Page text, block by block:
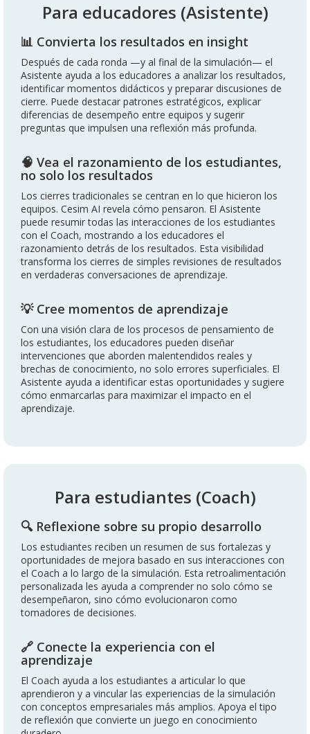
Para educadores (Asistente)
📊 Convierta los resultados en insight
Después de cada ronda —y al final de la simulación— el
Asistente ayuda a los educadores a analizar los resultados,
identificar momentos didácticos y preparar discusiones de
cierre. Puede destacar patrones estratégicos, explicar
diferencias de desempeño entre equipos y sugerir
preguntas que impulsen una reflexión más profunda.
🧠 Vea el razonamiento de los estudiantes,
no solo los resultados
Los cierres tradicionales se centran en lo que hicieron los
equipos. Cesim AI revela cómo pensaron. El Asistente
puede resumir todas las interacciones de los estudiantes
con el Coach, mostrando a los educadores el
razonamiento detrás de los resultados. Esta visibilidad
transforma los cierres de simples revisiones de resultados
en verdaderas conversaciones de aprendizaje.
💡 Cree momentos de aprendizaje
Con una visión clara de los procesos de pensamiento de
los estudiantes, los educadores pueden diseñar
intervenciones que aborden malentendidos reales y
brechas de conocimiento, no solo errores superficiales. El
Asistente ayuda a identificar estas oportunidades y sugiere
cómo enmarcarlas para maximizar el impacto en el
aprendizaje.
Para estudiantes (Coach)
🔍 Reflexione sobre su propio desarrollo
Los estudiantes reciben un resumen de sus fortalezas y
oportunidades de mejora basado en sus interacciones con
el Coach a lo largo de la simulación. Esta retroalimentación
personalizada les ayuda a comprender no solo cómo se
desempeñaron, sino cómo evolucionaron como
tomadores de decisiones.
🔗 Conecte la experiencia con el
aprendizaje
El Coach ayuda a los estudiantes a articular lo que
aprendieron y a vincular las experiencias de la simulación
con conceptos empresariales más amplios. Apoya el tipo
de reflexión que convierte un juego en conocimiento